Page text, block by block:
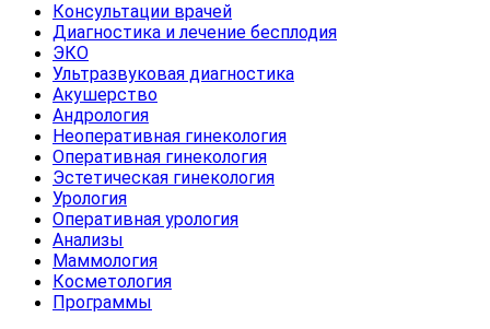
Консультации врачей
Диагностика и лечение бесплодия
ЭКО
Ультразвуковая диагностика
Акушерство
Андрология
Неоперативная гинекология
Оперативная гинекология
Эстетическая гинекология
Урология
Оперативная урология
Анализы
Маммология
Косметология
Программы